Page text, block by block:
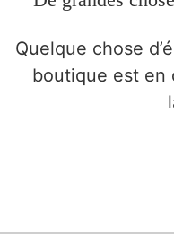
Quelque chose
boutique est en